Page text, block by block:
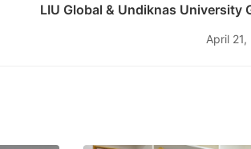
LIU Global & Undiknas University
Muda Hadapi Isu Sosial-Ekonomi
April